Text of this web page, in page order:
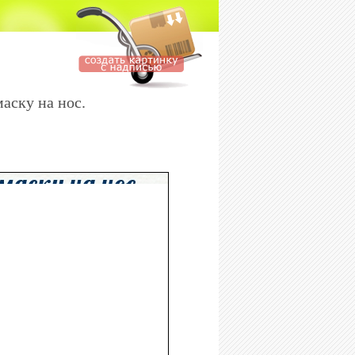
на нос.